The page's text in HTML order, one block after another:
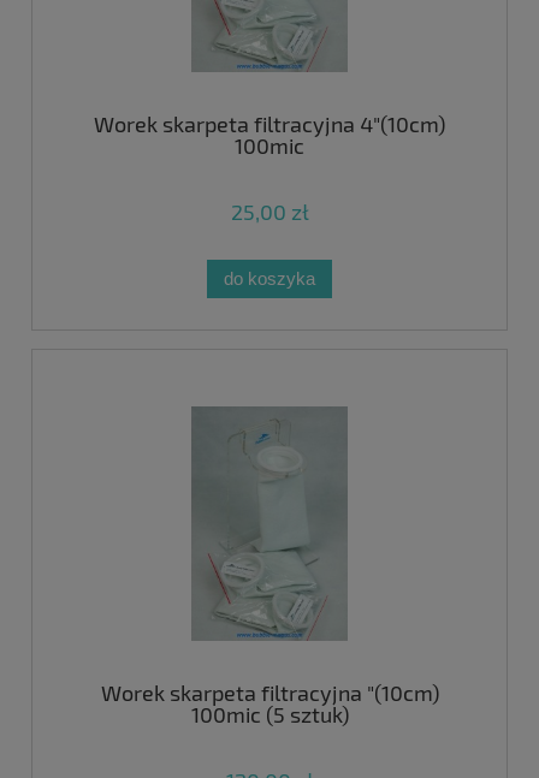
Worek skarpeta filtracyjna 4"(10cm)
100mic
25,00 zł
do koszyka
Worek skarpeta filtracyjna "(10cm)
100mic (5 sztuk)